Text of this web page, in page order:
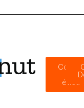
Código
ética